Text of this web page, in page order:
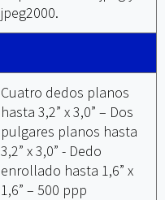
jpeg2000.
Cuatro dedos planos
hasta 3,2” x 3,0” – Dos
pulgares planos hasta
3,2” x 3,0” - Dedo
enrollado hasta 1,6” x
1,6” – 500 ppp